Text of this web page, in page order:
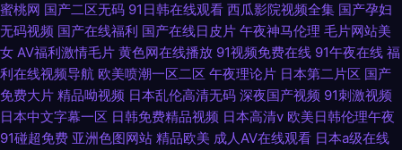
蜜桃网 国产二区无码 91日韩在线观看 西瓜影院视频全集 国产孕妇
无码视频 国产在线福利 国产在线日皮片 午夜神马伦理 毛片网站美
女 AV福利激情毛片 黄色网在线播放 91视频免费在线 91午夜在线 福
利在线视频导航 欧美喷潮一区二区 午夜理论片 日本第二片区 国产
免费大片 精品呦视频 日本乱伦高清无码 深夜国产视频 91刺激视频
日本中文字幕一区 日韩免费精品视频 日本高清v 欧美日韩伦理午夜
91碰超免费 亚洲色图网站 精品欧美 成人AV在线观看 日本a级在线